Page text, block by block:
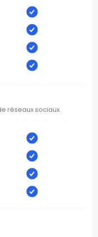
réseaux sociaux.